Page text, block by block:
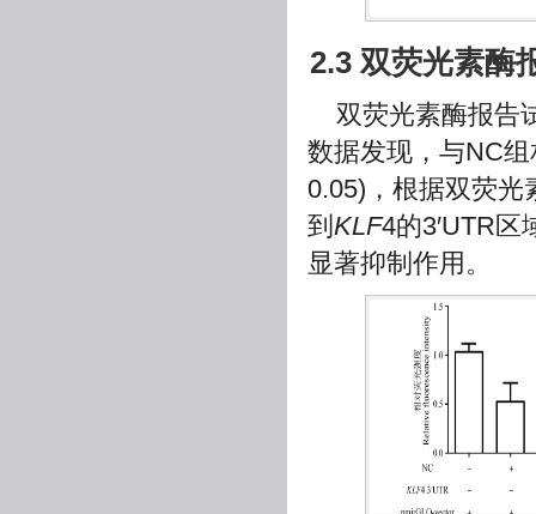
2.3 双荧光素酶
双荧光素酶报告
数据发现，与NC
0.05)，根据双荧光
到 KLF4的3′UTR
显著抑制作用。